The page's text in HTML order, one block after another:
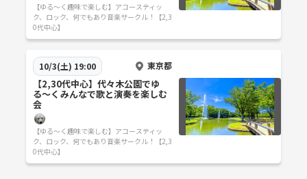
【ゆる〜く趣味で楽しむ】アコースティッ
ク、ロック、何でもあり音楽サークル！【2,3
0代中心】
10/3(土) 19:00 東京都
【2,30代中心】代々木公園でゆ
る〜くみんなで歌と演奏を楽しむ
会
【ゆる〜く趣味で楽しむ】アコースティッ
ク、ロック、何でもあり音楽サークル！【2,3
0代中心】